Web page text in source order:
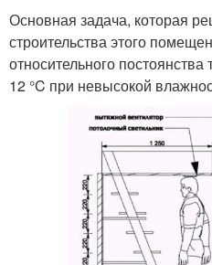
Основная задача, которая
строительства этого
относительного
12 °C при невысокой